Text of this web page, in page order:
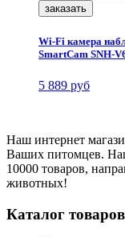
заказать
Wi-Fi камера
SmartCam SNH-
5 889 руб
Наш интернет
Ваших питомцев.
10000 товаров,
животных!
Каталог товаров